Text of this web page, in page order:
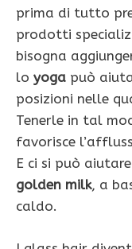
prima di tutto
prodotti
bisogna
lo yoga può
posizioni nelle
Tenerle in tal
favorisce
E ci si può
golden milk, a
caldo.